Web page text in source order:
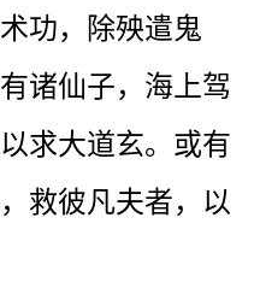
功，除殃遣鬼
诸仙子，海上驾
求大道玄。或有
救彼凡夫者，以